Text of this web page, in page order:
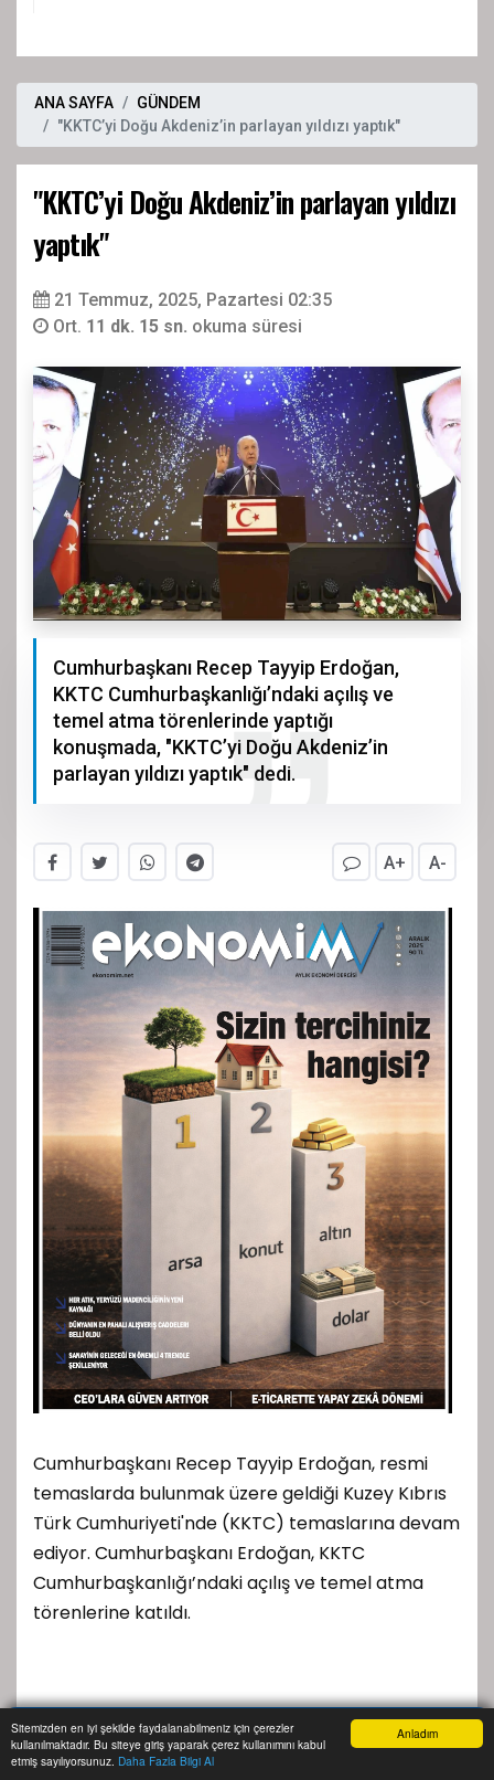
Anladım
Sitemizden en iyi şekilde faydalanabilmeniz için çerezler
kullanılmaktadır. Bu siteye giriş yaparak çerez kullanımını kabul
etmiş sayılıyorsunuz. Daha Fazla Bilgi Al
ANA SAYFA
GÜNDEM
"KKTC’yi Doğu Akdeniz’in parlayan yıldızı yaptık"
"KKTC’yi Doğu Akdeniz’in parlayan yıldızı
yaptık"
21 Temmuz, 2025, Pazartesi 02:35
Ort. 11 dk. 15 sn. okuma süresi
Cumhurbaşkanı Recep Tayyip Erdoğan,
KKTC Cumhurbaşkanlığı’ndaki açılış ve
temel atma törenlerinde yaptığı
konuşmada, "KKTC’yi Doğu Akdeniz’in
parlayan yıldızı yaptık" dedi.
A+ A-
Cumhurbaşkanı Recep Tayyip Erdoğan, resmi
temaslarda bulunmak üzere geldiği Kuzey Kıbrıs
Türk Cumhuriyeti'nde (KKTC) temaslarına devam
ediyor. Cumhurbaşkanı Erdoğan, KKTC
Cumhurbaşkanlığı’ndaki açılış ve temel atma
törenlerine katıldı.
Cumhurbaşkanı Erdoğan, Yeni Lefkoşa Devlet
Hastanesi temel atma, Lefkoşa Kuzey Çevre Yolu
Anasayfa Yazarlar Haber Ara İhbar Hattı Menu